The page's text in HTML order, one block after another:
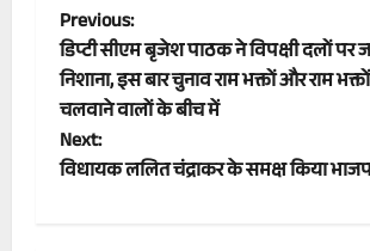
P
o
s
t
Previous:
डिप्टी सीएम बृजेश पाठक ने विपक्षी दलों पर
निशाना, इस बार चुनाव राम भक्तों और राम
चलवाने वालों के बीच में
Next:
विधायक ललित चंद्राकर के समक्ष किया